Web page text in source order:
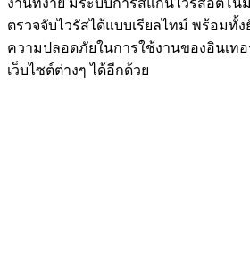
งานที่ง่าย มีระบบการสแกนไวรัสอัตโน
ตรวจจับไวรัสได้แบบเรียลไทม์ พร้อมทั้
ความปลอดภัยในการใช้งานของอินเทอ
เว็บไซต์ต่างๆ ได้อีกด้วย